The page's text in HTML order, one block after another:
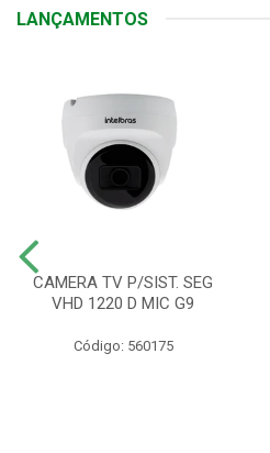
LANÇAMENTOS
CAMERA TV P/SIST. SEG
VHD 1220 D MIC G9
Código: 560175